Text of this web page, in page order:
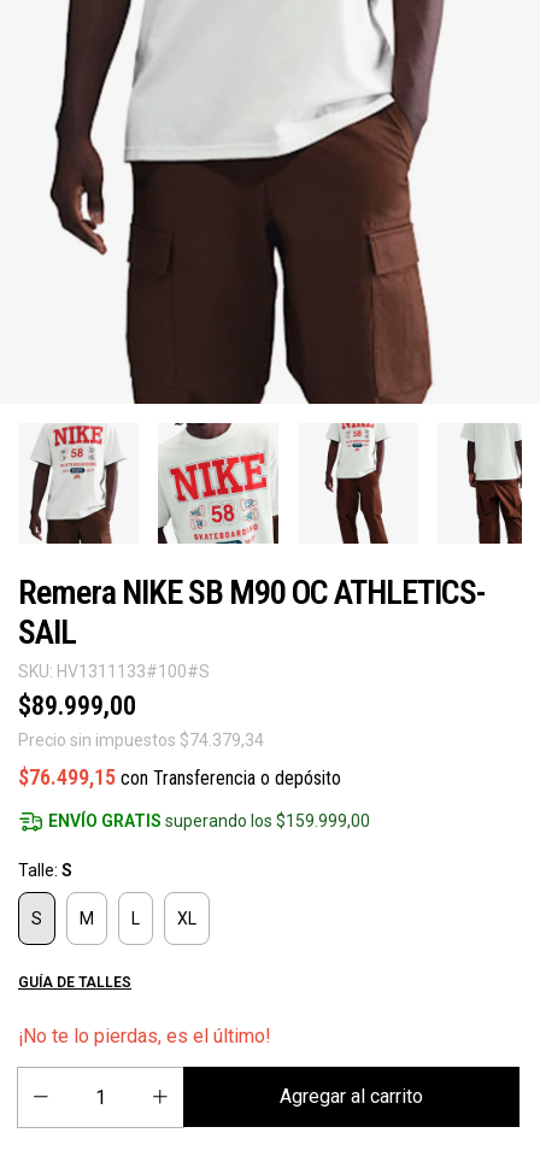
Remera NIKE SB M90 OC ATHLETICS-
SAIL
SKU: HV1311133#100#S
$89.999,00
Precio sin impuestos $74.379,34
$76.499,15 con Transferencia o depósito
ENVÍO GRATIS superando los$159.999,00
Talle: S
S M L XL
GUÍA DE TALLES
¡No te lo pierdas, es el último!